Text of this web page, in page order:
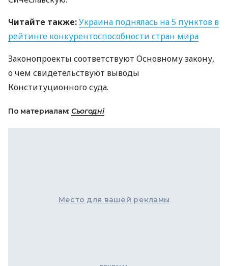
Читайте также:Украина поднялась на 5 пунктов в
рейтинге конкурентоспособности стран мира
Законопроекты соответствуют Основному закону,
о чем свидетельствуют выводы
Конституционного суда.
По материалам: Сьогодні
Место для вашей рекламы